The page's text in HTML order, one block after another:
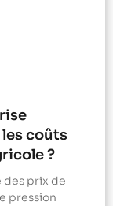
coûts
?
des prix de
pression